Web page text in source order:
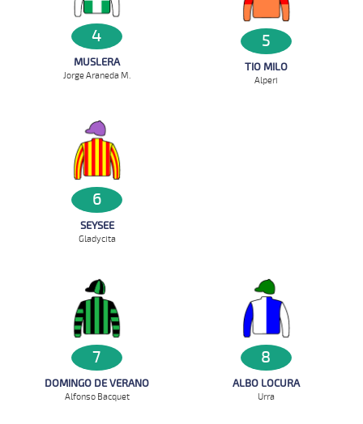
4
MUSLERA
Jorge Araneda M.
5
TIO MILO
Alperi
6
SEYSEE
Gladycita
7
DOMINGO DE VERANO
Alfonso Bacquet
8
ALBO LOCURA
Urra